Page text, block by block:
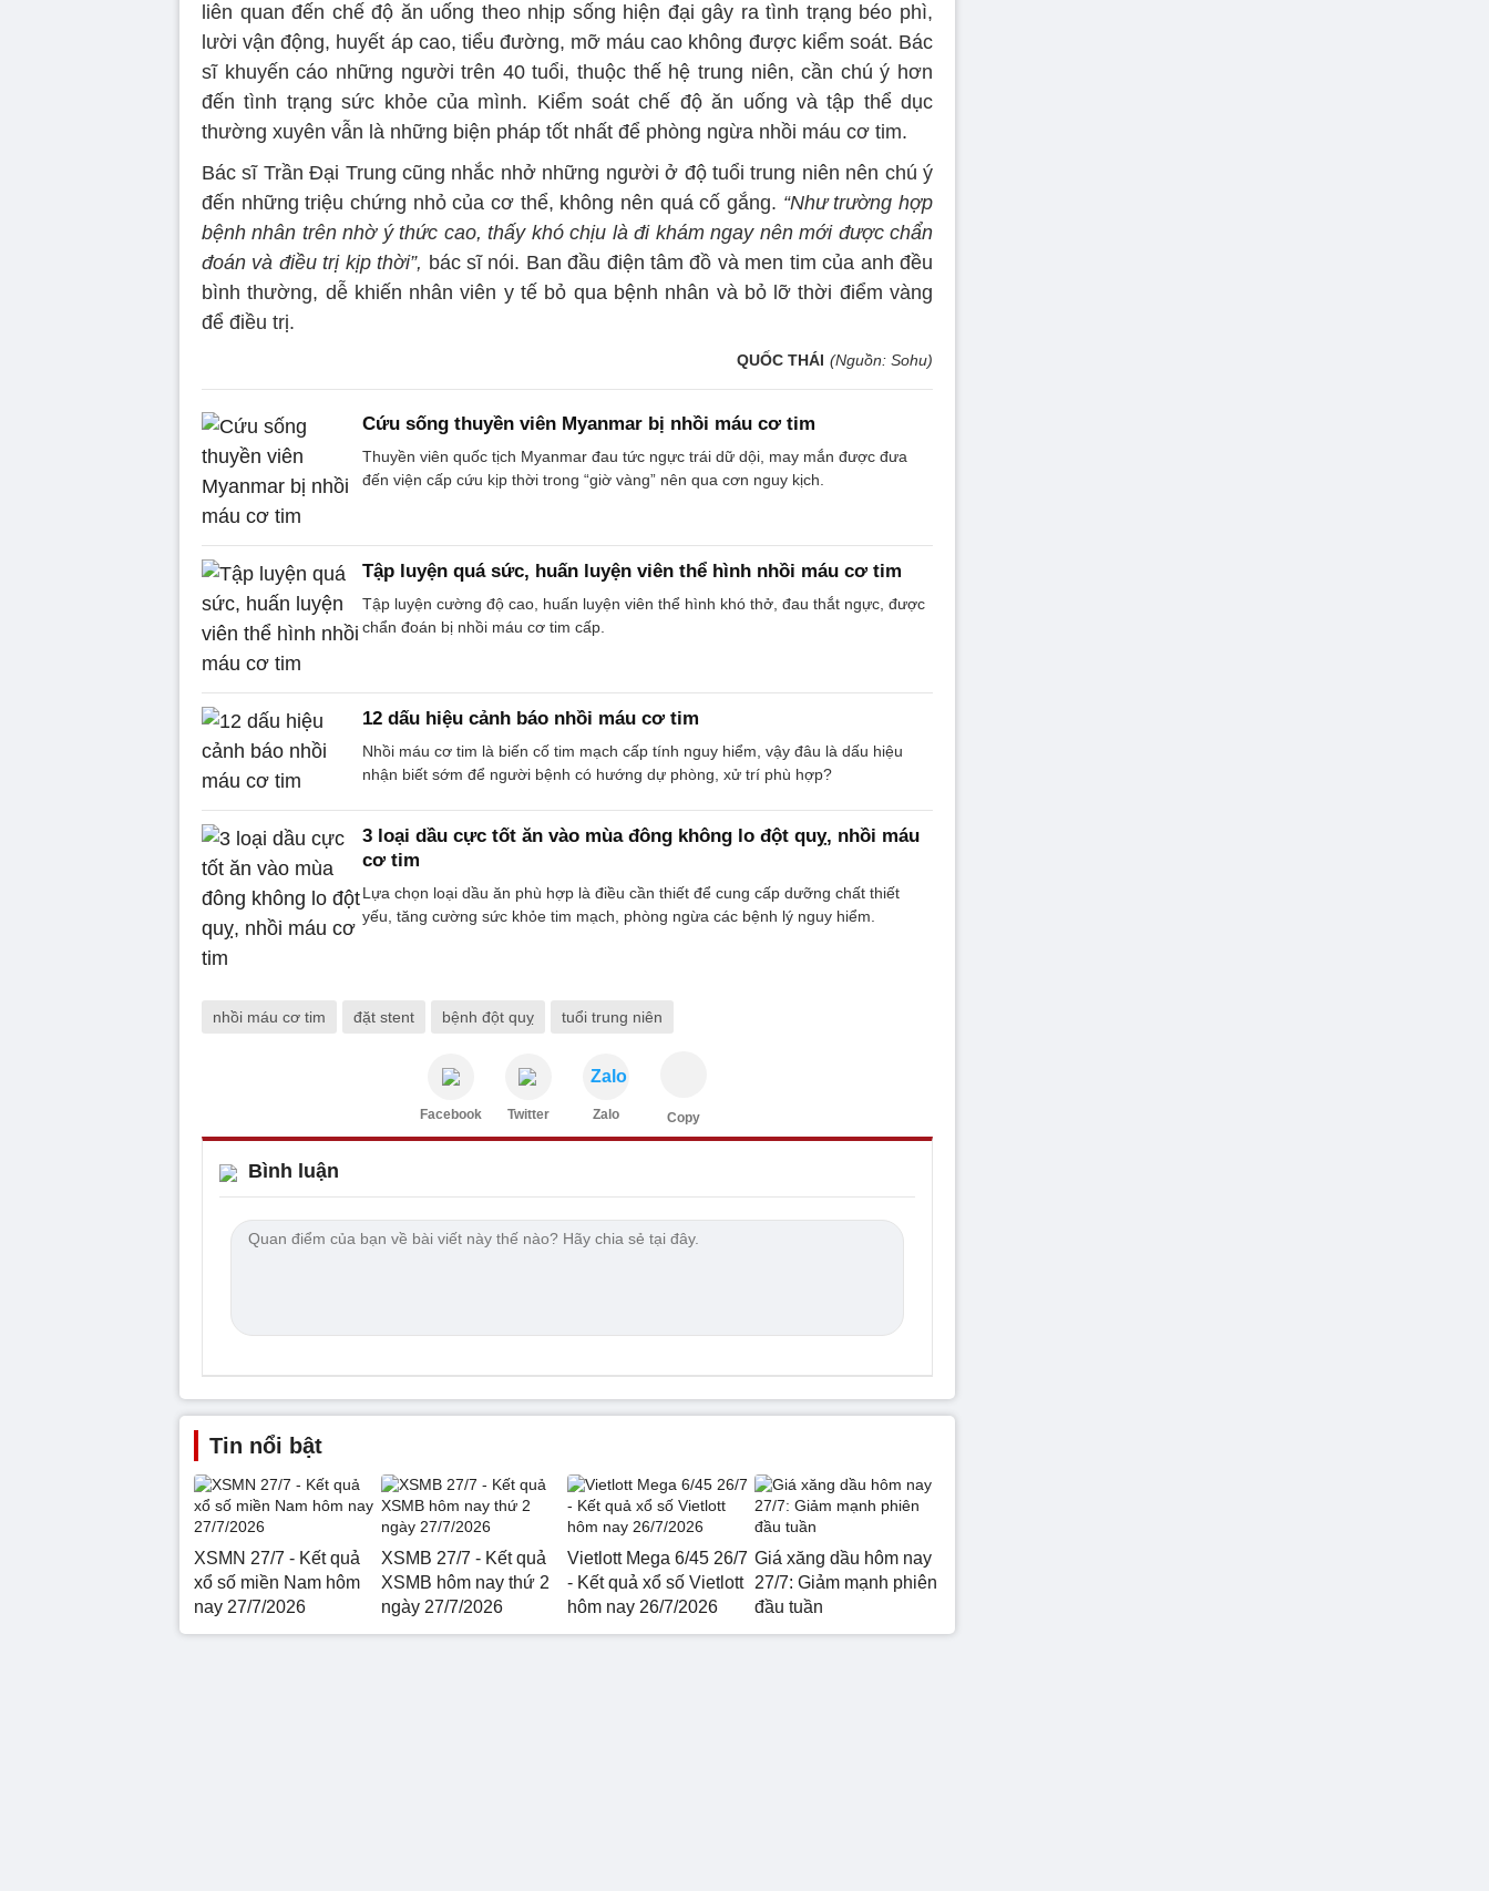
liên quan đến chế độ ăn uống theo nhịp sống hiện đại gây ra tình trạng béo phì,
lười vận động, huyết áp cao, tiểu đường, mỡ máu cao không được kiểm soát. Bác
sĩ khuyến cáo những người trên 40 tuổi, thuộc thế hệ trung niên, cần chú ý hơn
đến tình trạng sức khỏe của mình. Kiểm soát chế độ ăn uống và tập thể dục
thường xuyên vẫn là những biện pháp tốt nhất để phòng ngừa nhồi máu cơ tim.
Bác sĩ Trần Đại Trung cũng nhắc nhở những người ở độ tuổi trung niên nên chú ý
đến những triệu chứng nhỏ của cơ thể, không nên quá cố gắng. “Như trường hợp
bệnh nhân trên nhờ ý thức cao, thấy khó chịu là đi khám ngay nên mới được chẩn
đoán và điều trị kịp thời”, bác sĩ nói. Ban đầu điện tâm đồ và men tim của anh đều
bình thường, dễ khiến nhân viên y tế bỏ qua bệnh nhân và bỏ lỡ thời điểm vàng
để điều trị.
QUỐC THÁI (Nguồn: Sohu)
Cứu sống thuyền viên Myanmar bị nhồi máu cơ tim
Thuyền viên quốc tịch Myanmar đau tức ngực trái dữ dội, may mắn được đưa
đến viện cấp cứu kịp thời trong “giờ vàng” nên qua cơn nguy kịch.
Tập luyện quá sức, huấn luyện viên thể hình nhồi máu cơ tim
Tập luyện cường độ cao, huấn luyện viên thể hình khó thở, đau thắt ngực, được
chẩn đoán bị nhồi máu cơ tim cấp.
12 dấu hiệu cảnh báo nhồi máu cơ tim
Nhồi máu cơ tim là biến cố tim mạch cấp tính nguy hiểm, vậy đâu là dấu hiệu
nhận biết sớm để người bệnh có hướng dự phòng, xử trí phù hợp?
3 loại dầu cực tốt ăn vào mùa đông không lo đột quỵ, nhồi máu
cơ tim
Lựa chọn loại dầu ăn phù hợp là điều cần thiết để cung cấp dưỡng chất thiết
yếu, tăng cường sức khỏe tim mạch, phòng ngừa các bệnh lý nguy hiểm.
nhồi máu cơ tim đặt stent bệnh đột quỵ tuổi trung niên
Facebook Twitter
Zalo
Zalo Copy
Bình luận
Tin nổi bật
XSMN 27/7 - Kết quả
xổ số miền Nam hôm
nay 27/7/2026
XSMB 27/7 - Kết quả
XSMB hôm nay thứ 2
ngày 27/7/2026
Vietlott Mega 6/45 26/7
- Kết quả xổ số Vietlott
hôm nay 26/7/2026
Giá xăng dầu hôm nay
27/7: Giảm mạnh phiên
đầu tuần